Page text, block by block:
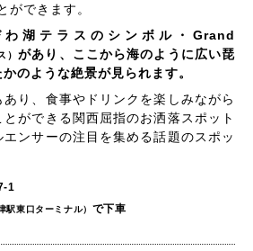
ができます。
わ湖テラスのシンボル・Grand
）があり、ここから海のように広い琵
のような絶景が見られます。
り、食事やドリンクを楽しみながら
ができる関西屈指のお洒落スポット
ンサーの注目を集める話題のスポッ
1
駅東口ターミナル） で下車